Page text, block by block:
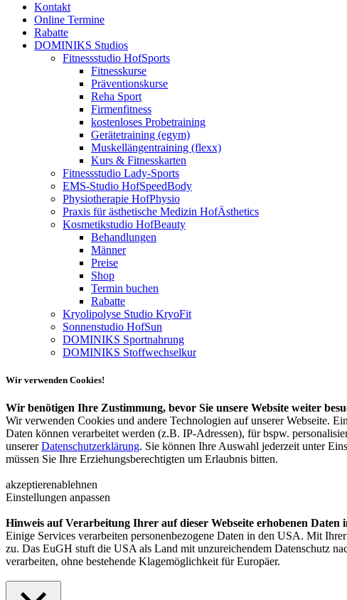
Kontakt
Online Termine
Rabatte
DOMINIKS Studios
Fitnessstudio HofSports
Fitnesskurse
Präventionskurse
Reha Sport
Firmenfitness
kostenloses Probetraining
Gerätetraining (egym)
Muskellängentraining (flexx)
Kurs & Fitnesskarten
Fitnessstudio Lady-Sports
EMS-Studio HofSpeedBody
Physiotherapie HofPhysio
Praxis für ästhetische Medizin HofÄsthetics
Kosmetikstudio HofBeauty
Behandlungen
Männer
Preise
Shop
Termin buchen
Rabatte
Kryolipolyse Studio KryoFit
Sonnenstudio HofSun
DOMINIKS Sportnahrung
DOMINIKS Stoffwechselkur
Wir verwenden Cookies!
Wir benötigen Ihre Zustimmung, bevor Sie unsere Website weiter
Wir verwenden Cookies und andere Technologien auf unserer Webseite.
Daten können verarbeitet werden (z.B. IP-Adressen), für bspw.
unsererDatenschutzerklärung. Sie können Ihre Auswahl jederzeit unter
müssen Sie Ihre Erziehungsberechtigten um Erlaubnis bitten.
akzeptierenablehnen
Einstellungen anpassen
Hinweis auf Verarbeitung Ihrer auf dieser Webseite erhobenen
Einige Services verarbeiten personenbezogene Daten in den USA. Mit
zu. Das EuGH stuft die USA als Land mit unzureichendem Datenschutz
verarbeiten, ohne bestehende Klagemöglichkeit für Europäer.